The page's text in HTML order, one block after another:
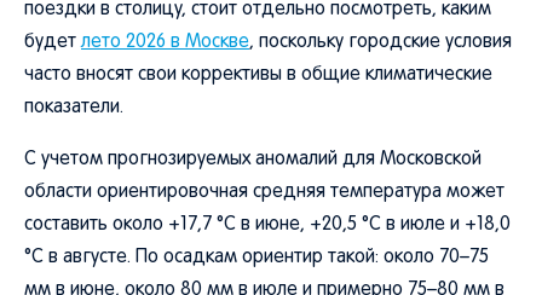
поездки в столицу, стоит отдельно посмотреть, каким
будетлето 2026 в Москве, поскольку городские условия
часто вносят свои коррективы в общие климатические
показатели.
С учетом прогнозируемых аномалий для Московской
области ориентировочная средняя температура может
составить около +17,7 °C в июне, +20,5 °C в июле и +18,0
°C в августе. По осадкам ориентир такой: около 70–75
мм в июне, около 80 мм в июле и примерно 75–80 мм в